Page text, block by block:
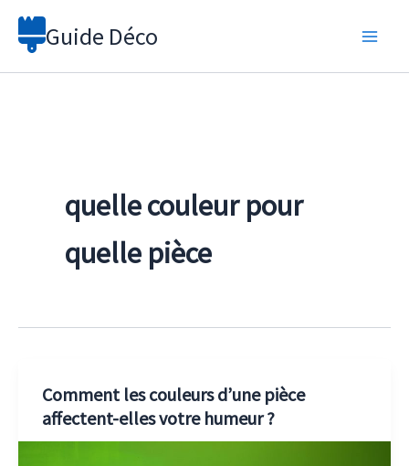
Aller
Guide Déco
quelle couleur pour
quelle pièce
Comment les couleurs d’une pièce
affectent-elles votre humeur ?